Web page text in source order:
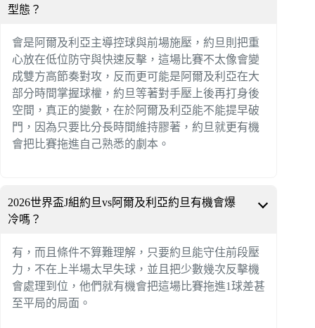
型態？
會是阿爾及利亞主導控球與前場施壓，約旦則把重
心放在低位防守與快速反擊，這場比賽不太像會變
成雙方高節奏對攻，反而更可能是阿爾及利亞在大
部分時間掌握球權，約旦等著對手壓上後再打身後
空間，真正的變數，在於阿爾及利亞能不能提早破
門，因為只要比分長時間維持膠著，約旦就更有機
會把比賽拖進自己熟悉的劇本。
2026世界盃J組約旦vs阿爾及利亞約旦有機會爆
冷嗎？
有，而且條件不算難理解，只要約旦能守住前段壓
力，不在上半場太早失球，並且把少數幾次反擊機
會處理到位，他們就有機會把這場比賽拖進1球差甚
至平局的局面。